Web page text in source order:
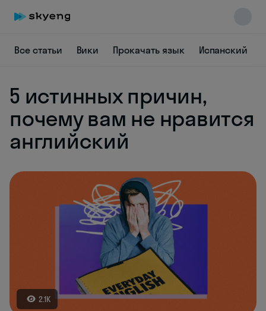
Все статьи Вики Прокачать язык Испанский
5 истинных причин,
почему вам не нравится
английский
2.1K